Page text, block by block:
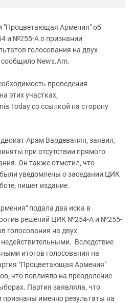
"Процветающая Армения" об
и №255-А о признании
голосования на двух
сообщило News.Am.
проведения
этих участках,
Today со ссылкой на сторону
Арам Вардеванян, заявил,
при отсутствии прямого
Он также отметил, что
были уведомлены о заседании ЦИК
пишет издание.
подала два иска в
решений ЦИК №254-А и №255-
голосования на двух
Вследствие
итогов голосования на
"Процветающая Армения"
что повлияло на преодоление
Партия заявляла, что
именно результаты на